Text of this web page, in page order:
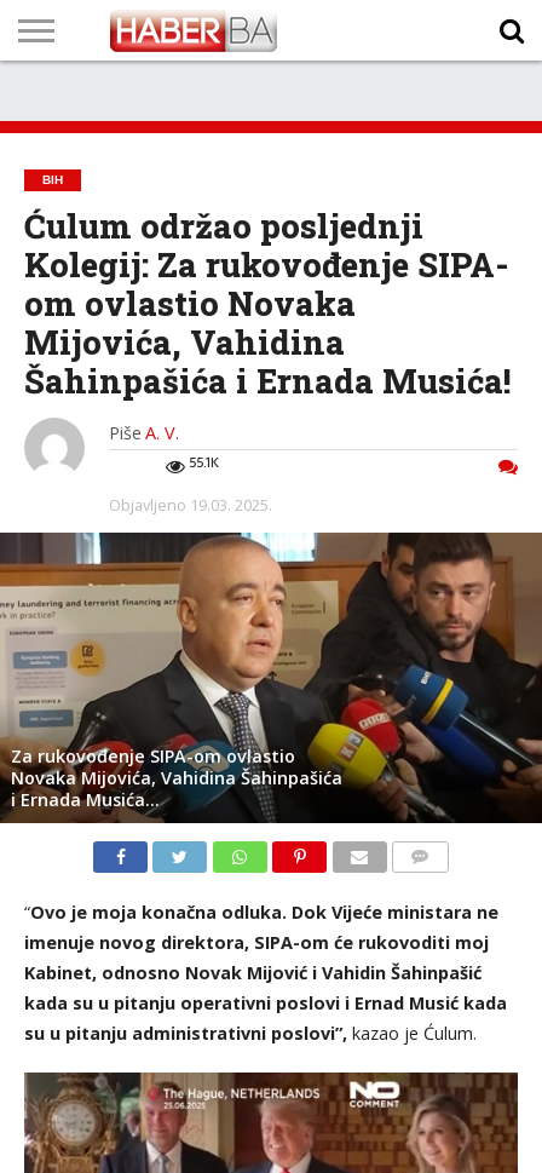
TECH
PROGRAM
PROGNOZA
PUTEVIMA
LISTA
NAMA
BIH
Ćulum održao posljednji
Kolegij: Za rukovođenje SIPA-
om ovlastio Novaka
Mijovića, Vahidina
Šahinpašića i Ernada Musića!
Piše A. V.
55.1K
Objavljeno 19.03. 2025.
Za rukovođenje SIPA-om ovlastio
Novaka Mijovića, Vahidina Šahinpašića
i Ernada Musića…
“Ovo je moja konačna odluka. Dok Vijeće ministara ne
imenuje novog direktora, SIPA-om će rukovoditi moj
Kabinet, odnosno Novak Mijović i Vahidin Šahinpašić
kada su u pitanju operativni poslovi i Ernad Musić kada
su u pitanju administrativni poslovi”, kazao je Ćulum.